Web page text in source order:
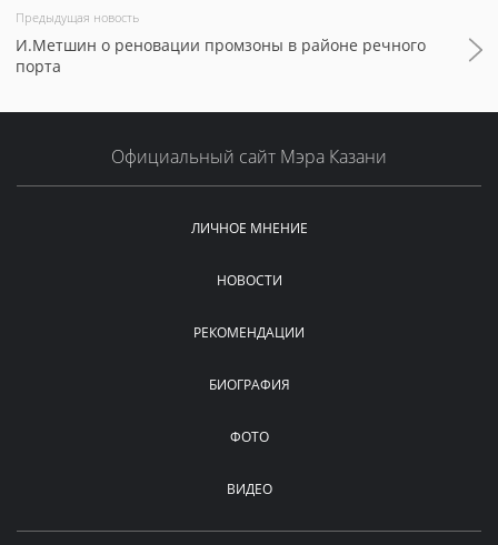
Предыдущая новость
И.Метшин о реновации промзоны в районе речного
порта
Официальный сайт Мэра Казани
ЛИЧНОЕ МНЕНИЕ
НОВОСТИ
РЕКОМЕНДАЦИИ
БИОГРАФИЯ
ФОТО
ВИДЕО